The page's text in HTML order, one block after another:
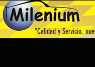
"Calidad y Servicio,